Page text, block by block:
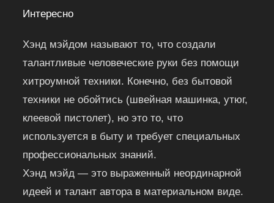
Интересно
Хэнд мэйдом называют то, что создали
талантливые человеческие руки без помощи
хитроумной техники. Конечно, без бытовой
техники не обойтись (швейная машинка, утюг,
клеевой пистолет), но это то, что
используется в быту и требует специальных
профессиональных знаний.
Хэнд мэйд — это выраженный неординарной
идеей и талант автора в материальном виде.